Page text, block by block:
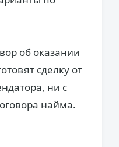
об оказании
сделку от
ни с
найма.